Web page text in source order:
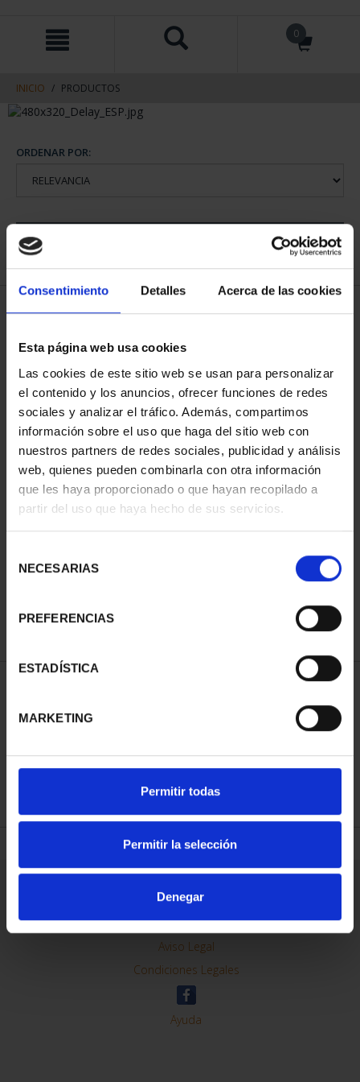
Consentimiento Detalles Acerca de las cookies
Esta página web usa cookies
Las cookies de este sitio web se usan para personalizar
el contenido y los anuncios, ofrecer funciones de redes
sociales y analizar el tráfico. Además, compartimos
información sobre el uso que haga del sitio web con
nuestros partners de redes sociales, publicidad y análisis
web, quienes pueden combinarla con otra información
que les haya proporcionado o que hayan recopilado a
partir del uso que haya hecho de sus servicios.
NECESARIAS
PREFERENCIAS
ESTADÍSTICA
MARKETING
Permitir todas
Permitir la selección
Denegar
contenido
navegacin
0
INICIO PRODUCTOS
ORDENAR POR:
1 Productos encontrados
145,00 €
REFINAR
Contacto
Preguntas Frequentes (FAQs)
Aviso Legal
Condiciones Legales
Ayuda